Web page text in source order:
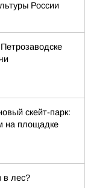
России
скейт-парк:
на площадке
в лес?